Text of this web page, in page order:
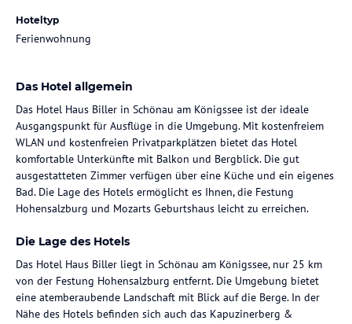
Hoteltyp
Ferienwohnung
Das Hotel allgemein
Das Hotel Haus Biller in Schönau am Königssee ist der ideale
Ausgangspunkt für Ausflüge in die Umgebung. Mit kostenfreiem
WLAN und kostenfreien Privatparkplätzen bietet das Hotel
komfortable Unterkünfte mit Balkon und Bergblick. Die gut
ausgestatteten Zimmer verfügen über eine Küche und ein eigenes
Bad. Die Lage des Hotels ermöglicht es Ihnen, die Festung
Hohensalzburg und Mozarts Geburtshaus leicht zu erreichen.
Die Lage des Hotels
Das Hotel Haus Biller liegt in Schönau am Königssee, nur 25 km
von der Festung Hohensalzburg entfernt. Die Umgebung bietet
eine atemberaubende Landschaft mit Blick auf die Berge. In der
Nähe des Hotels befinden sich auch das Kapuzinerberg &